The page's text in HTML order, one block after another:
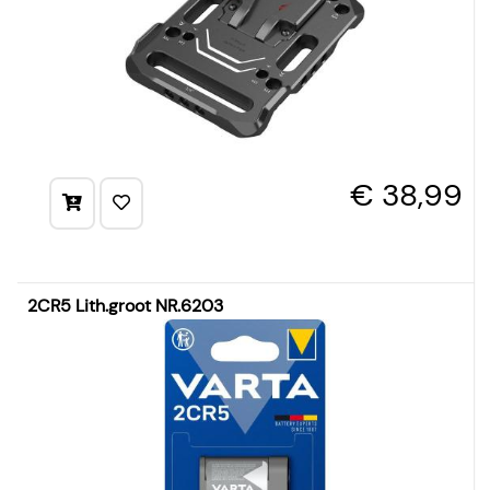
€ 38,99
2CR5 Lith.groot NR.6203